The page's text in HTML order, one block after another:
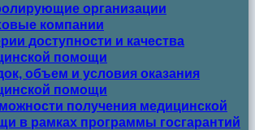
организации
компании
доступности и качества
помощи
объем и условия оказания
помощи
получения медицинской
в рамках программы госгарантий